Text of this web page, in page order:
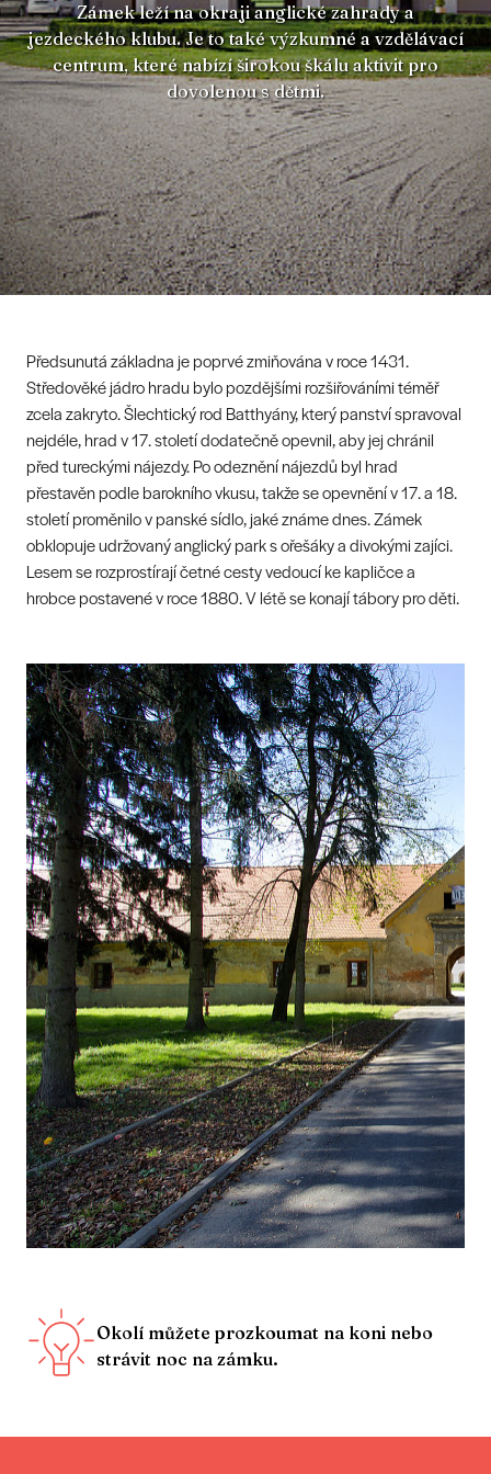
Zámek leží na okraji anglické zahrady a
jezdeckého klubu. Je to také výzkumné a vzdělávací
centrum, které nabízí širokou škálu aktivit pro
dovolenou s dětmi.
Předsunutá základna je poprvé zmiňována v roce 1431.
Středověké jádro hradu bylo pozdějšími rozšiřováními téměř
zcela zakryto. Šlechtický rod Batthyány, který panství spravoval
nejdéle, hrad v 17. století dodatečně opevnil, aby jej chránil
před tureckými nájezdy. Po odeznění nájezdů byl hrad
přestavěn podle barokního vkusu, takže se opevnění v 17. a 18.
století proměnilo v panské sídlo, jaké známe dnes. Zámek
obklopuje udržovaný anglický park s ořešáky a divokými zajíci.
Lesem se rozprostírají četné cesty vedoucí ke kapličce a
hrobce postavené v roce 1880. V létě se konají tábory pro děti.
Okolí můžete prozkoumat na koni nebo
strávit noc na zámku.